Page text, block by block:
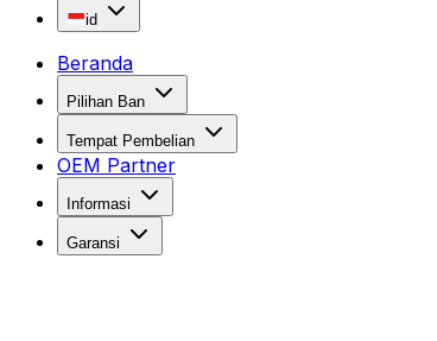
id
Beranda
Pilihan Ban
Tempat Pembelian
OEM Partner
Informasi
Garansi